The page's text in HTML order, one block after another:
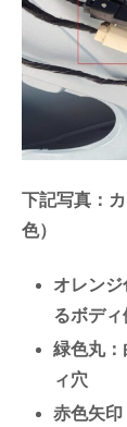
下記写真：
色）
オレン
るボディ
緑色丸
ィ穴
赤色矢